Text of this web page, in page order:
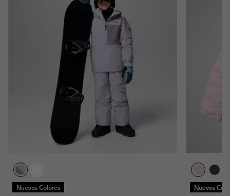
Nuevos Colores Nuevos